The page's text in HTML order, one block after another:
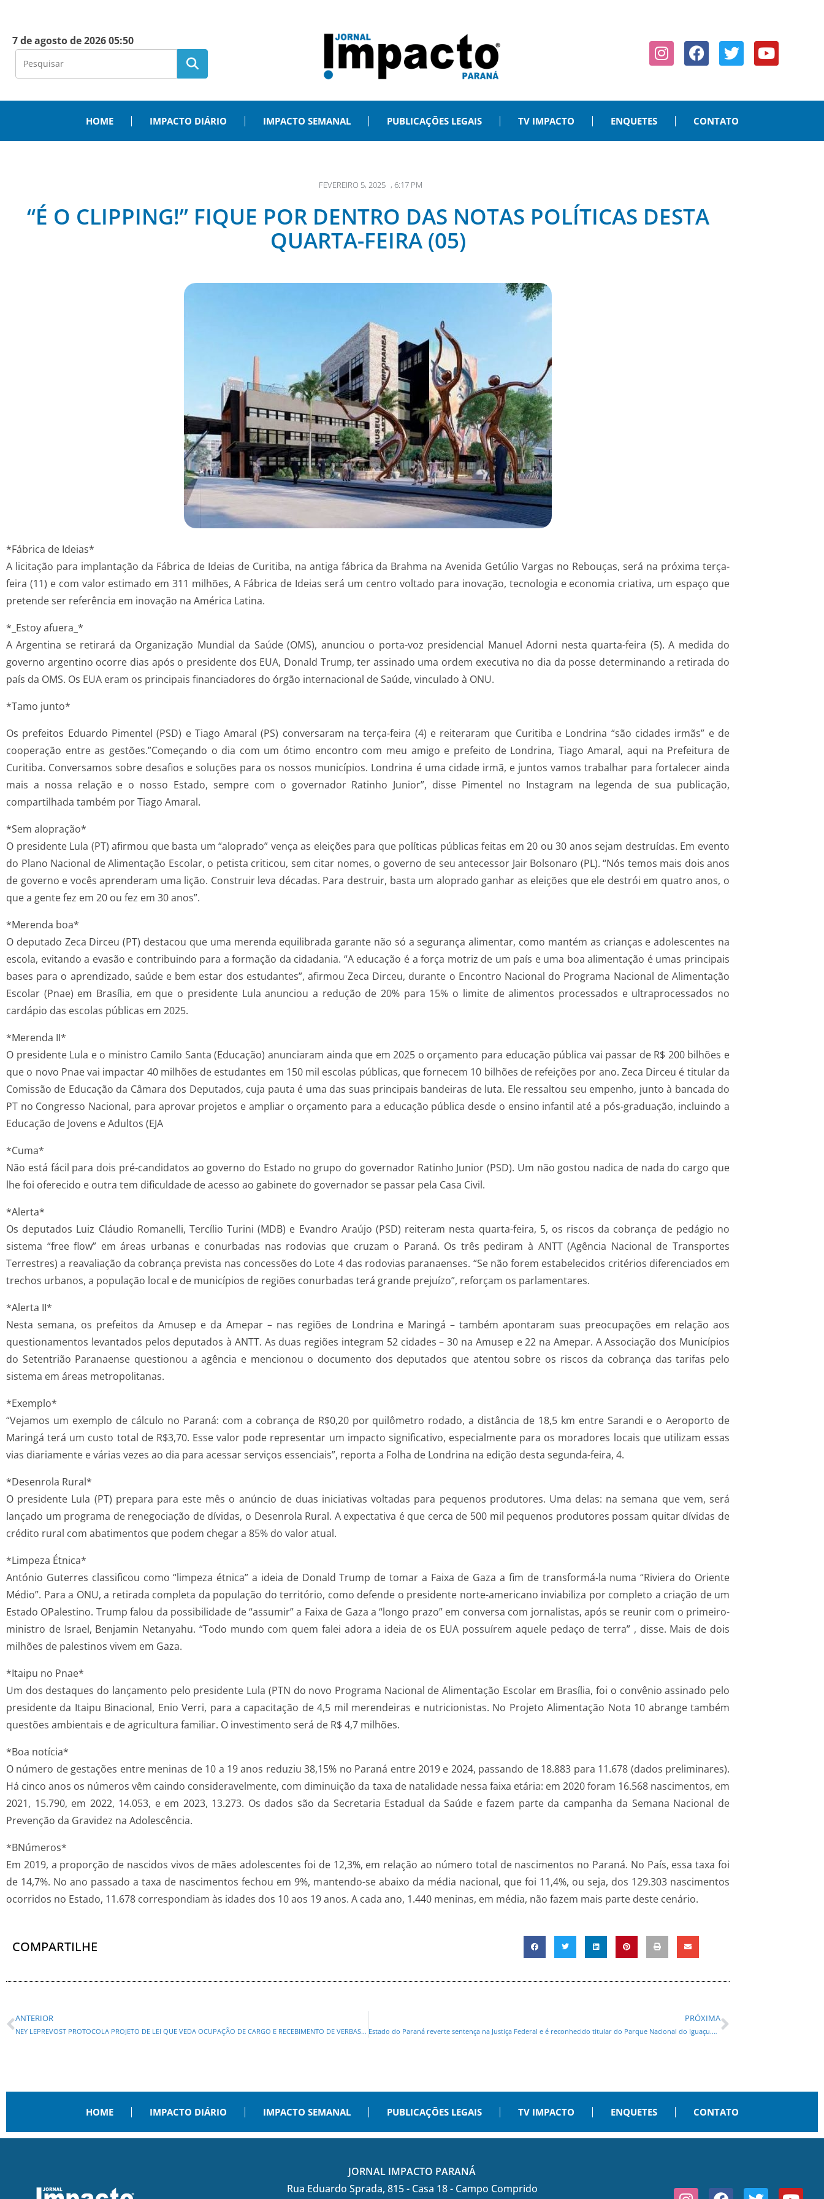
7 de agosto de 2026 05:50
HOME IMPACTO DIÁRIO IMPACTO SEMANAL PUBLICAÇÕES LEGAIS TV IMPACTO ENQUETES CONTATO
FEVEREIRO 5, 2025 , 6:17 PM
“É O CLIPPING!” FIQUE POR DENTRO DAS NOTAS POLÍTICAS DESTA
QUARTA-FEIRA (05)
*Fábrica de Ideias*
A licitação para implantação da Fábrica de Ideias de Curitiba, na antiga fábrica da Brahma na Avenida Getúlio Vargas no Rebouças, será na próxima terça-
feira (11) e com valor estimado em 311 milhões, A Fábrica de Ideias será um centro voltado para inovação, tecnologia e economia criativa, um espaço que
pretende ser referência em inovação na América Latina.
*_Estoy afuera_*
A Argentina se retirará da Organização Mundial da Saúde (OMS), anunciou o porta-voz presidencial Manuel Adorni nesta quarta-feira (5). A medida do
governo argentino ocorre dias após o presidente dos EUA, Donald Trump, ter assinado uma ordem executiva no dia da posse determinando a retirada do
país da OMS. Os EUA eram os principais financiadores do órgão internacional de Saúde, vinculado à ONU.
*Tamo junto*
Os prefeitos Eduardo Pimentel (PSD) e Tiago Amaral (PS) conversaram na terça-feira (4) e reiteraram que Curitiba e Londrina “são cidades irmãs” e de
cooperação entre as gestões.”Começando o dia com um ótimo encontro com meu amigo e prefeito de Londrina, Tiago Amaral, aqui na Prefeitura de
Curitiba. Conversamos sobre desafios e soluções para os nossos municípios. Londrina é uma cidade irmã, e juntos vamos trabalhar para fortalecer ainda
mais a nossa relação e o nosso Estado, sempre com o governador Ratinho Junior”, disse Pimentel no Instagram na legenda de sua publicação,
compartilhada também por Tiago Amaral.
*Sem alopração*
O presidente Lula (PT) afirmou que basta um “aloprado” vença as eleições para que políticas públicas feitas em 20 ou 30 anos sejam destruídas. Em evento
do Plano Nacional de Alimentação Escolar, o petista criticou, sem citar nomes, o governo de seu antecessor Jair Bolsonaro (PL). “Nós temos mais dois anos
de governo e vocês aprenderam uma lição. Construir leva décadas. Para destruir, basta um aloprado ganhar as eleições que ele destrói em quatro anos, o
que a gente fez em 20 ou fez em 30 anos”.
*Merenda boa*
O deputado Zeca Dirceu (PT) destacou que uma merenda equilibrada garante não só a segurança alimentar, como mantém as crianças e adolescentes na
escola, evitando a evasão e contribuindo para a formação da cidadania. “A educação é a força motriz de um país e uma boa alimentação é umas principais
bases para o aprendizado, saúde e bem estar dos estudantes”, afirmou Zeca Dirceu, durante o Encontro Nacional do Programa Nacional de Alimentação
Escolar (Pnae) em Brasília, em que o presidente Lula anunciou a redução de 20% para 15% o limite de alimentos processados e ultraprocessados no
cardápio das escolas públicas em 2025.
*Merenda II*
O presidente Lula e o ministro Camilo Santa (Educação) anunciaram ainda que em 2025 o orçamento para educação pública vai passar de R$ 200 bilhões e
que o novo Pnae vai impactar 40 milhões de estudantes em 150 mil escolas públicas, que fornecem 10 bilhões de refeições por ano. Zeca Dirceu é titular da
Comissão de Educação da Câmara dos Deputados, cuja pauta é uma das suas principais bandeiras de luta. Ele ressaltou seu empenho, junto à bancada do
PT no Congresso Nacional, para aprovar projetos e ampliar o orçamento para a educação pública desde o ensino infantil até a pós-graduação, incluindo a
Educação de Jovens e Adultos (EJA
*Cuma*
Não está fácil para dois pré-candidatos ao governo do Estado no grupo do governador Ratinho Junior (PSD). Um não gostou nadica de nada do cargo que
lhe foi oferecido e outra tem dificuldade de acesso ao gabinete do governador se passar pela Casa Civil.
*Alerta*
Os deputados Luiz Cláudio Romanelli, Tercílio Turini (MDB) e Evandro Araújo (PSD) reiteram nesta quarta-feira, 5, os riscos da cobrança de pedágio no
sistema “free flow” em áreas urbanas e conurbadas nas rodovias que cruzam o Paraná. Os três pediram à ANTT (Agência Nacional de Transportes
Terrestres) a reavaliação da cobrança prevista nas concessões do Lote 4 das rodovias paranaenses. “Se não forem estabelecidos critérios diferenciados em
trechos urbanos, a população local e de municípios de regiões conurbadas terá grande prejuízo”, reforçam os parlamentares.
*Alerta II*
Nesta semana, os prefeitos da Amusep e da Amepar – nas regiões de Londrina e Maringá – também apontaram suas preocupações em relação aos
questionamentos levantados pelos deputados à ANTT. As duas regiões integram 52 cidades – 30 na Amusep e 22 na Amepar. A Associação dos Municípios
do Setentrião Paranaense questionou a agência e mencionou o documento dos deputados que atentou sobre os riscos da cobrança das tarifas pelo
sistema em áreas metropolitanas.
*Exemplo*
“Vejamos um exemplo de cálculo no Paraná: com a cobrança de R$0,20 por quilômetro rodado, a distância de 18,5 km entre Sarandi e o Aeroporto de
Maringá terá um custo total de R$3,70. Esse valor pode representar um impacto significativo, especialmente para os moradores locais que utilizam essas
vias diariamente e várias vezes ao dia para acessar serviços essenciais”, reporta a Folha de Londrina na edição desta segunda-feira, 4.
*Desenrola Rural*
O presidente Lula (PT) prepara para este mês o anúncio de duas iniciativas voltadas para pequenos produtores. Uma delas: na semana que vem, será
lançado um programa de renegociação de dívidas, o Desenrola Rural. A expectativa é que cerca de 500 mil pequenos produtores possam quitar dívidas de
crédito rural com abatimentos que podem chegar a 85% do valor atual.
*Limpeza Étnica*
António Guterres classificou como “limpeza étnica” a ideia de Donald Trump de tomar a Faixa de Gaza a fim de transformá-la numa “Riviera do Oriente
Médio”. Para a ONU, a retirada completa da população do território, como defende o presidente norte-americano inviabiliza por completo a criação de um
Estado OPalestino. Trump falou da possibilidade de “assumir” a Faixa de Gaza a “longo prazo” em conversa com jornalistas, após se reunir com o primeiro-
ministro de Israel, Benjamin Netanyahu. “Todo mundo com quem falei adora a ideia de os EUA possuírem aquele pedaço de terra” , disse. Mais de dois
milhões de palestinos vivem em Gaza.
*Itaipu no Pnae*
Um dos destaques do lançamento pelo presidente Lula (PTN do novo Programa Nacional de Alimentação Escolar em Brasília, foi o convênio assinado pelo
presidente da Itaipu Binacional, Enio Verri, para a capacitação de 4,5 mil merendeiras e nutricionistas. No Projeto Alimentação Nota 10 abrange também
questões ambientais e de agricultura familiar. O investimento será de R$ 4,7 milhões.
*Boa notícia*
O número de gestações entre meninas de 10 a 19 anos reduziu 38,15% no Paraná entre 2019 e 2024, passando de 18.883 para 11.678 (dados preliminares).
Há cinco anos os números vêm caindo consideravelmente, com diminuição da taxa de natalidade nessa faixa etária: em 2020 foram 16.568 nascimentos, em
2021, 15.790, em 2022, 14.053, e em 2023, 13.273. Os dados são da Secretaria Estadual da Saúde e fazem parte da campanha da Semana Nacional de
Prevenção da Gravidez na Adolescência.
*BNúmeros*
Em 2019, a proporção de nascidos vivos de mães adolescentes foi de 12,3%, em relação ao número total de nascimentos no Paraná. No País, essa taxa foi
de 14,7%. No ano passado a taxa de nascimentos fechou em 9%, mantendo-se abaixo da média nacional, que foi 11,4%, ou seja, dos 129.303 nascimentos
ocorridos no Estado, 11.678 correspondiam às idades dos 10 aos 19 anos. A cada ano, 1.440 meninas, em média, não fazem mais parte deste cenário.
COMPARTILHE
ANTERIOR
NEY LEPREVOST PROTOCOLA PROJETO DE LEI QUE VEDA OCUPAÇÃO DE CARGO E RECEBIMENTO DE VERBAS PÚBLICAS PARA QUEM INVADIR PROPRIEDADE PRIVADA NO PARANÁ
PRÓXIMA
Estado do Paraná reverte sentença na Justiça Federal e é reconhecido titular do Parque Nacional do Iguaçu.Entenda!
HOME IMPACTO DIÁRIO IMPACTO SEMANAL PUBLICAÇÕES LEGAIS TV IMPACTO ENQUETES CONTATO
JORNAL IMPACTO PARANÁ
Rua Eduardo Sprada, 815 - Casa 18 - Campo Comprido